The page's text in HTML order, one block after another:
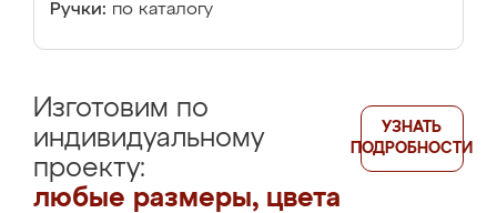
Ручки: по каталогу
Изготовим по
индивидуальному
проекту:
любые размеры, цвета
УЗНАТЬ
ПОДРОБНОСТИ